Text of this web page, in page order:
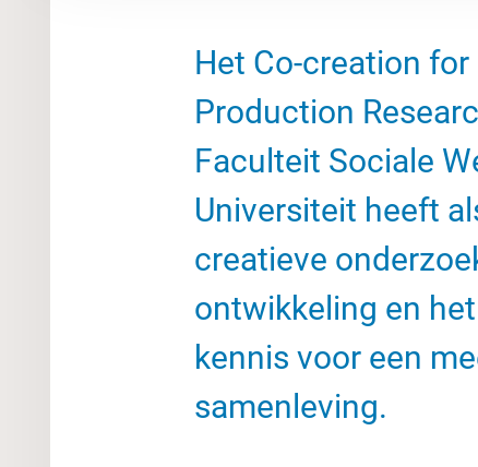
Het Co-creation
Production
Faculteit Sociale
Universiteit heeft
creatieve
ontwikkeling en
kennis voor een
samenleving.